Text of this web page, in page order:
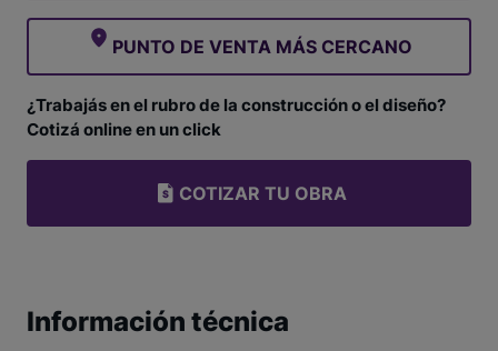
PUNTO DE VENTA MÁS CERCANO
¿Trabajás en el rubro de la construcción o el diseño?
Cotizá online en un click
COTIZAR TU OBRA
Información técnica